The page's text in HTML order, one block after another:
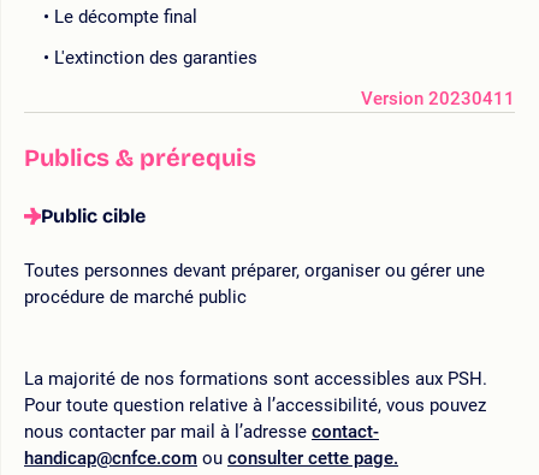
Le décompte final
L'extinction des garanties
Version 20230411
Publics & prérequis
Public cible
Toutes personnes devant préparer, organiser ou gérer une
procédure de marché public
La majorité de nos formations sont accessibles aux PSH.
Pour toute question relative à l’accessibilité, vous pouvez
nous contacter par mail à l’adresse contact-
handicap@cnfce.com ou consulter cette page.